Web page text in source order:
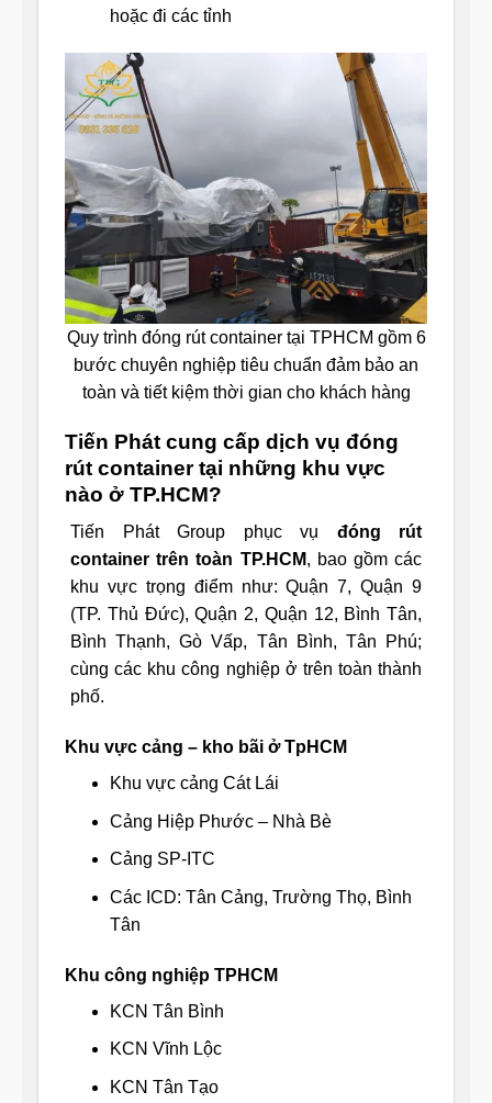
hoặc đi các tỉnh
Quy trình đóng rút container tại TPHCM gồm 6
bước chuyên nghiệp tiêu chuẩn đảm bảo an
toàn và tiết kiệm thời gian cho khách hàng
Tiến Phát cung cấp dịch vụ đóng
rút container tại những khu vực
nào ở TP.HCM?
Tiến Phát Group phục vụ đóng rút
container trên toàn TP.HCM, bao gồm các
khu vực trọng điểm như: Quận 7, Quận 9
(TP. Thủ Đức), Quận 2, Quận 12, Bình Tân,
Bình Thạnh, Gò Vấp, Tân Bình, Tân Phú;
cùng các khu công nghiệp ở trên toàn thành
phố.
Khu vực cảng – kho bãi ở TpHCM
Khu vực cảng Cát Lái
Cảng Hiệp Phước – Nhà Bè
Cảng SP-ITC
Các ICD: Tân Cảng, Trường Thọ, Bình
Tân
Khu công nghiệp TPHCM
KCN Tân Bình
KCN Vĩnh Lộc
KCN Tân Tạo